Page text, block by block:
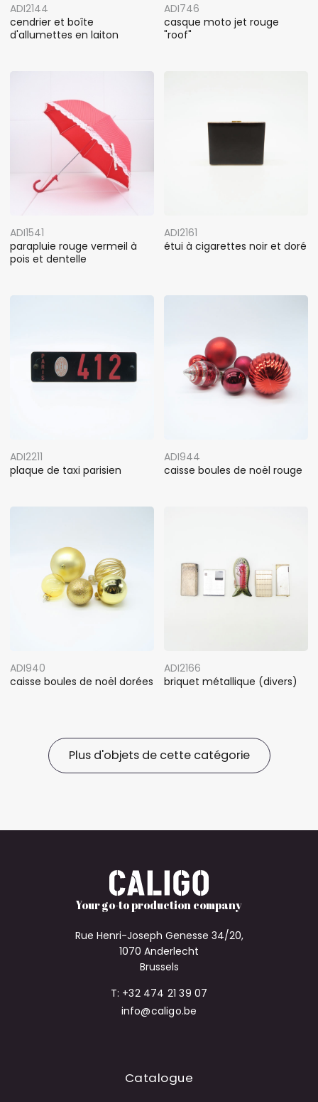
ADI2144
cendrier et boîte
d'allumettes en laiton
ADI746
casque moto jet rouge
"roof"
ADI1541
parapluie rouge vermeil à
pois et dentelle
ADI2161
étui à cigarettes noir et doré
ADI2211
plaque de taxi parisien
ADI944
caisse boules de noël rouge
ADI940
caisse boules de noël dorées
ADI2166
briquet métallique (divers)
Plus d'objets de cette catégorie
Your go-to production company
Rue Henri-Joseph Genesse 34/20,
1070 Anderlecht
Brussels
T: +32 474 21 39 07
info@caligo.be
Catalogue